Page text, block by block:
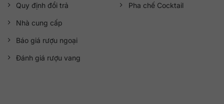
Quy định đổi trả
Nhà cung cấp
Báo giá rượu ngoại
Đánh giá rượu vang
Pha chế Cocktail